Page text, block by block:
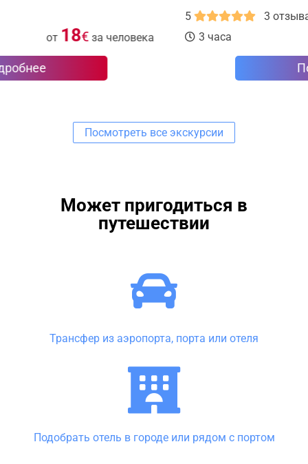
3 часа
от 15€
Посмотреть все экскурсии
Может пригодиться в
путешествии
Трансфер из аэропорта, порта или отеля
Подобрать отель в городе или рядом с портом